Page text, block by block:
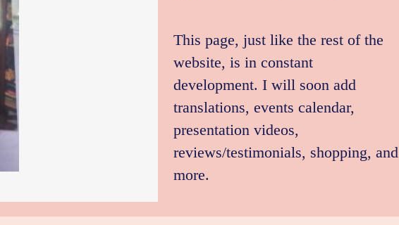
This page, just like the rest of the
website, is in constant
development. I will soon add
translations, events calendar,
presentation videos,
reviews/testimonials, shopping, and
more.